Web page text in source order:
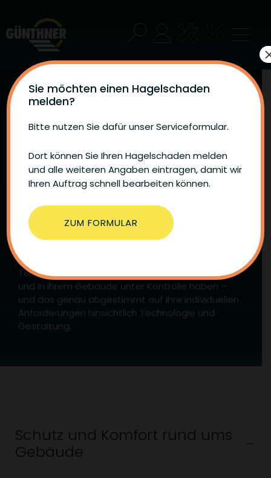
Verdunklung, Sonnen-
und Wetterschutz, Tore
Sie mit unseren Rollladen-Systemen, Markisen und
Terrassendächer etc. Sicherheit und Klima um
und in Ihrem Gebäude unter Kontrolle haben –
und das genau abgestimmt auf Ihre individuellen
Anforderungen hinsichtlich Technologie und
Gestaltung.
Schutz und Komfort rund ums
Gebäude
Sie möchten einen Hagelschaden
melden?
Bitte nutzen Sie dafür unser Serviceformular.
Dort können Sie Ihren Hagelschaden melden
und alle weiteren Angaben eintragen, damit wir
Ihren Auftrag schnell bearbeiten können.
ZUM FORMULAR